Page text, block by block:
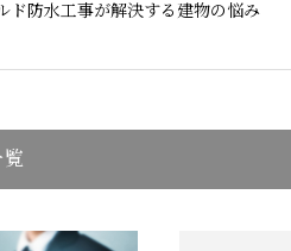
ド防水工事が解決する建物の悩み
覧